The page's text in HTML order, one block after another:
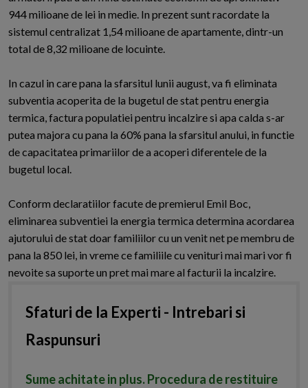
944 milioane de lei in medie. In prezent sunt racordate la
sistemul centralizat 1,54 milioane de apartamente, dintr-un
total de 8,32 milioane de locuinte.
In cazul in care pana la sfarsitul lunii august, va fi eliminata
subventia acoperita de la bugetul de stat pentru energia
termica, factura populatiei pentru incalzire si apa calda s-ar
putea majora cu pana la 60% pana la sfarsitul anului, in functie
de capacitatea primariilor de a acoperi diferentele de la
bugetul local.
Conform declaratiilor facute de premierul Emil Boc,
eliminarea subventiei la energia termica determina acordarea
ajutorului de stat doar familiilor cu un venit net pe membru de
pana la 850 lei, in vreme ce familiile cu venituri mai mari vor fi
nevoite sa suporte un pret mai mare al facturii la incalzire.
Sfaturi de la Experti - Intrebari si
Raspunsuri
Sume achitate in plus. Procedura de restituire